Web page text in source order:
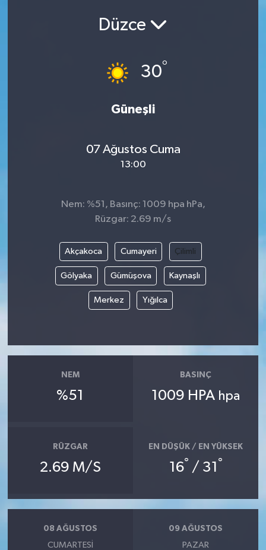
Düzce
30°
Güneşli
07 Ağustos Cuma
13:00
Nem: %51, Basınç: 1009 hpa hPa,
Rüzgar: 2.69 m/s
Akçakoca Cumayeri Çilimli
Gölyaka Gümüşova Kaynaşlı
Merkez Yığılca
NEM
%51
BASINÇ
1009 HPA hpa
RÜZGAR
2.69 M/S
EN DÜŞÜK / EN YÜKSEK
16° / 31 °
08 AĞUSTOS
CUMARTESI
09 AĞUSTOS
PAZAR